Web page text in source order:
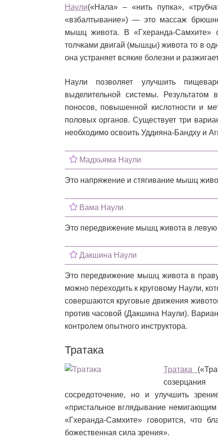
Наули(«Нала» – «нить пупка»,
«взбалтывание») — это массаж
мышц живота. В «Гхеранда-Самхите»
толчками двигай (мышцы) живота то в
она устраняет всякие болезни и
Наули позволяет улучшить
выделительной системы.
поносов, повышенной кислотности и
половых органов. Существует три
необходимо освоить Уддияна-Бандху и
Мадхьяма Наули
Это напряжение и стягивание мышц
Вама Наули
Это передвижение мышц живота в левую
Дакшина Наули
Это передвижение мышц живота в
можно переходить к круговому Наули,
совершаются круговые движения
против часовой (Дакшина Наули).
контролем опытного инструктора.
Тратака
Тратака
сосредоточение, но и улучшить
«пристальное вглядывание
«Гхеранда-Самхите» говорится, что
божественная сила зрения».